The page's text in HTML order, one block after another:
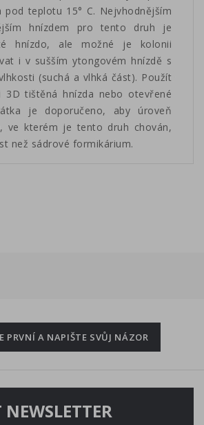
pod teplotu 15° C. Nejvhodnějším
hnízdem pro tento druh je
hnízdo, ale možné je kolonii
i v sušším ytongovém hnízdě s
(suchá a vlhká část). Použít
3D tištěná hnízda nebo otevřené
je doporučeno, aby úroveň
ve kterém je tento druh chován,
než sádrové formikárium.
PRVNÍ A NAPIŠTE SVŮJ NÁZOR